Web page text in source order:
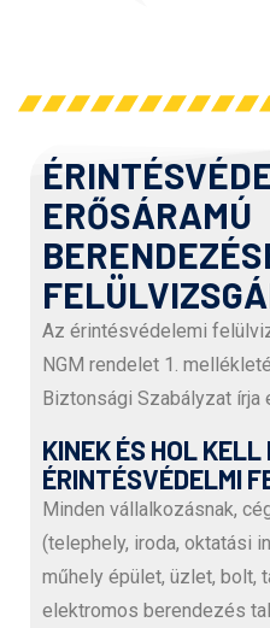
ERŐSÁRAMÚ
Az érintésvédelemi
NGM rendelet 1.
Biztonsági Szabályzat írja
KINEK ÉS HOL
ÉRINTÉSVÉDELMI
Minden vállalkozásnak,
(telephely, iroda, oktatási
műhely épület, üzlet, bolt,
elektromos berendezés